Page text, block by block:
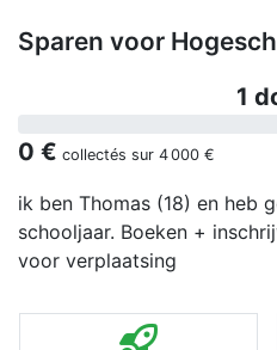
Sparen voor
1
0 € collectés sur 4 000 €
ik ben Thomas (18) en heb
schooljaar. Boeken +
voor verplaatsing